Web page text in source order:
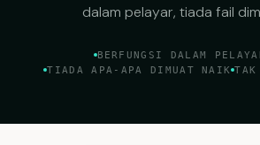
dalam pelayar, tiada fail
BERFUNGSI DALAM
TIADA APA-APA DIMUAT NAIK TAK